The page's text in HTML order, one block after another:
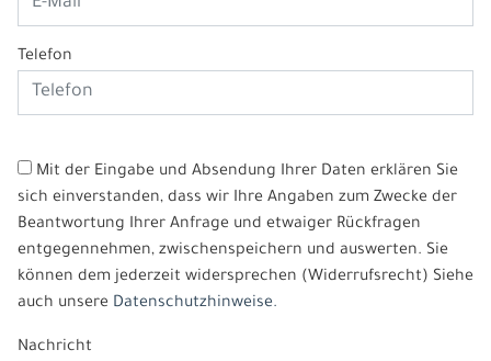
Telefon
Mit der Eingabe und Absendung Ihrer Daten erklären Sie
sich einverstanden, dass wir Ihre Angaben zum Zwecke der
Beantwortung Ihrer Anfrage und etwaiger Rückfragen
entgegennehmen, zwischenspeichern und auswerten. Sie
können dem jederzeit widersprechen (Widerrufsrecht) Siehe
auch unsere Datenschutzhinweise.
Nachricht